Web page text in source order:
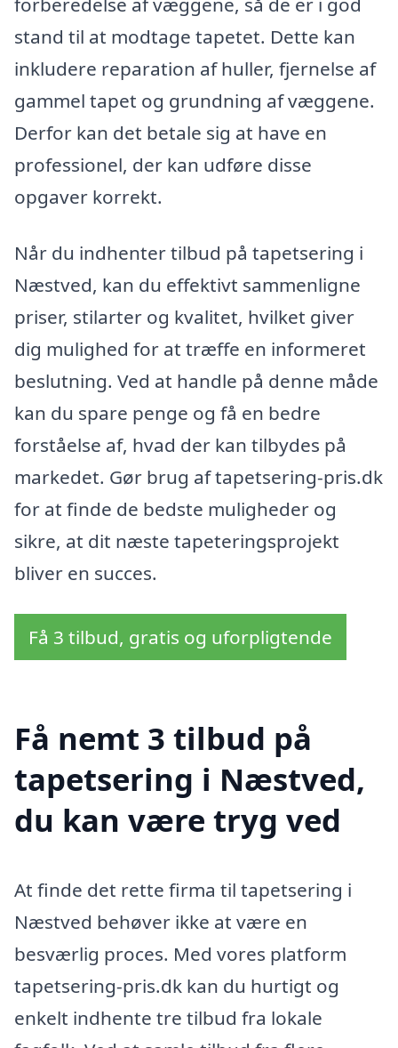
stand til at modtage tapetet. Dette kan
inkludere reparation af huller, fjernelse af
gammel tapet og grundning af væggene.
Derfor kan det betale sig at have en
professionel, der kan udføre disse
opgaver korrekt.
Når du indhenter tilbud på tapetsering i
Næstved, kan du effektivt sammenligne
priser, stilarter og kvalitet, hvilket giver
dig mulighed for at træffe en informeret
beslutning. Ved at handle på denne måde
kan du spare penge og få en bedre
forståelse af, hvad der kan tilbydes på
markedet. Gør brug af tapetsering-pris.dk
for at finde de bedste muligheder og
sikre, at dit næste tapeteringsprojekt
bliver en succes.
Få 3 tilbud, gratis og uforpligtende
Få nemt 3 tilbud på
tapetsering i Næstved,
du kan være tryg ved
At finde det rette firma til tapetsering i
Næstved behøver ikke at være en
besværlig proces. Med vores platform
tapetsering-pris.dk kan du hurtigt og
enkelt indhente tre tilbud fra lokale